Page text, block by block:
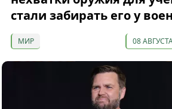
стали забирать его у
МИР 08